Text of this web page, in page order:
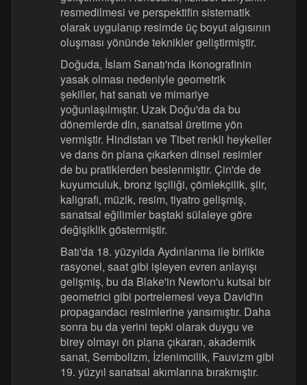
resmedilmesi ve perspektifin sistematik
olarak uygulanıp resimde üç boyut algısının
oluşması yönünde teknikler geliştirmiştir.
Doğuda, İslam Sanatı'nda ikonografinin
yasak olması nedeniyle geometrik
şekiller, hat sanatı ve mimariye
yoğunlaşılmıştır. Uzak Doğu'da da bu
dönemlerde din, sanatsal üretime yön
vermiştir. Hindistan ve Tibet renkli heykeller
ve dans ön plana çıkarken dinsel resimler
de bu pratiklerden beslenmiştir. Çin'de de
kuyumculuk, bronz işçiliği, çömlekçilik, şiir,
kaligrafi, müzik, resim, tiyatro gelişmiş,
sanatsal eğilimler baştaki sülaleye göre
değişiklik göstermiştir.
Batı'da 18. yüzyılda Aydınlanma ile birlikte
rasyonel, saat gibi işleyen evren anlayışı
gelişmiş, bu da Blake'in Newton'u kutsal bir
geometrici gibi portrelemesi veya David'in
propagandacı resimlerine yansımıştır. Daha
sonra bu da yerini tepki olarak duygu ve
birey olmayı ön plana çıkaran, akademik
sanat, Sembolizm, İzlenimcilik, Fauvizm gibi
19. yüzyıl sanatsal akımlarına bırakmıştır.